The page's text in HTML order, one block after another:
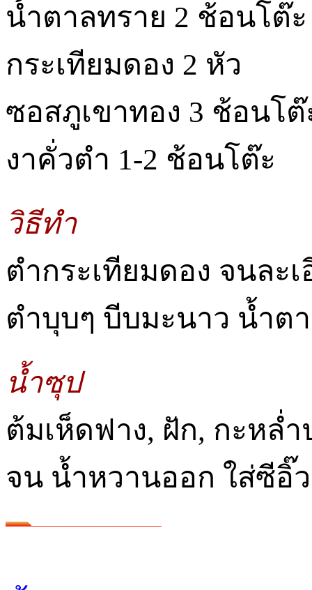
น้ำตาลทราย 2 ช้อนโต๊ะ
กระเทียมดอง 2 หัว
ซอสภูเขาทอง 3 ช้อนโต๊
งาคั่วตำ 1-2 ช้อนโต๊ะ
วิธีทำ
ตำกระเทียมดอง จนละ
ตำบุบๆ บีบมะนาว น้ำต
น้ำซุป
ต้มเห็ดฟาง, ฝัก, กะหล่ำ
จน น้ำหวานออก ใส่ซีอิ๊ว